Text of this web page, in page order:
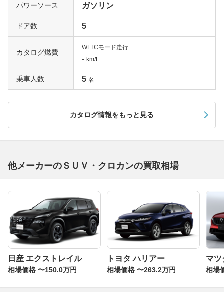
パワーソース ガソリン
ドア数 5
カタログ燃費
WLTCモード走行
- km/L
乗車人数 5 名
カタログ情報をもっと見る
他メーカーのＳＵＶ・クロカンの買取相場
日産 エクストレイル
相場価格 〜150.0万円
トヨタ ハリアー
相場価格 〜263.2万円
マツ
相場